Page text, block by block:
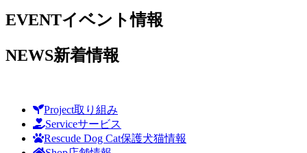
EVENTイベント情報
NEWS新着情報
Project取り組み
Serviceサービス
Rescude Dog Cat保護犬猫情報